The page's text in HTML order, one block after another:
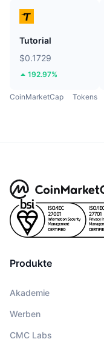
Tutorial
$0.1729
192.97%
CoinMarketCap Tokens
Produkte
Akademie
Werben
CMC Labs